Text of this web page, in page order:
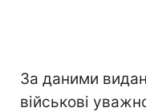
За даними
військові